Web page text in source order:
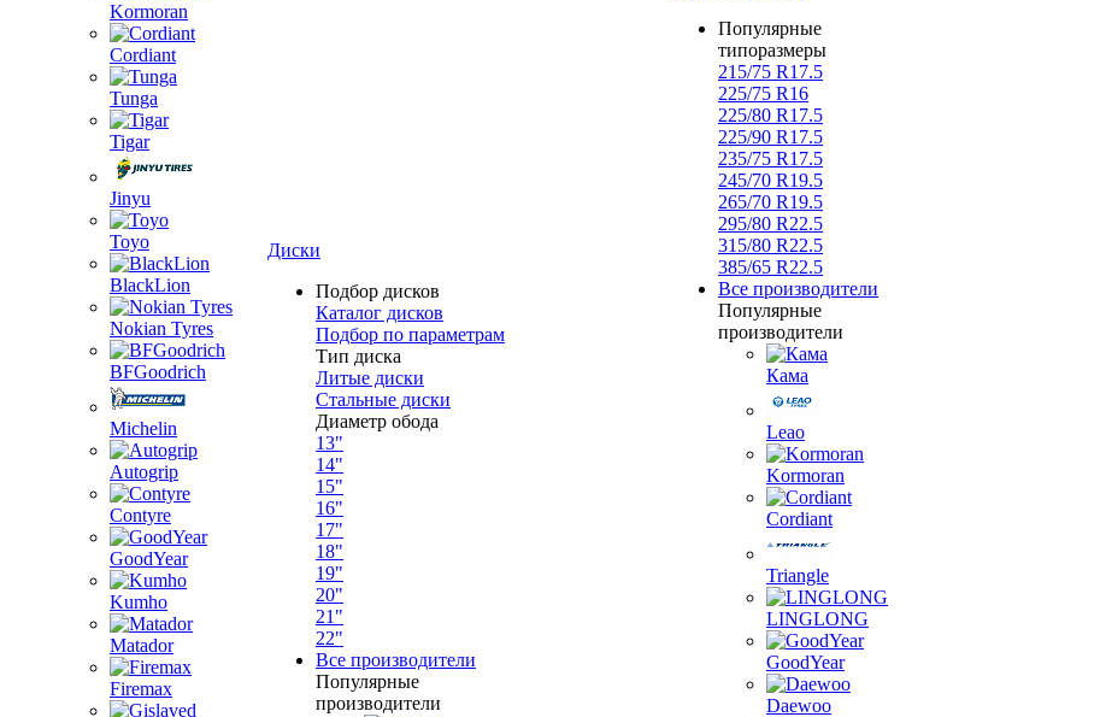
Kormoran
Cordiant
Tunga
Tigar
Jinyu
Toyo
BlackLion
Nokian Tyres
BFGoodrich
Michelin
Autogrip
Contyre
GoodYear
Kumho
Matador
Firemax
Диски
Подбор дисков
Каталог дисков
Подбор по параметрам
Тип диска
Литые диски
Стальные диски
Диаметр обода
13"
14"
15"
16"
17"
18"
19"
20"
21"
22"
Все производители
Популярные
производители
Популярные
типоразмеры
215/75 R17.5
225/75 R16
225/80 R17.5
225/90 R17.5
235/75 R17.5
245/70 R19.5
265/70 R19.5
295/80 R22.5
315/80 R22.5
385/65 R22.5
Все производители
Популярные
производители
Кама
Leao
Kormoran
Cordiant
Triangle
LINGLONG
GoodYear
Daewoo